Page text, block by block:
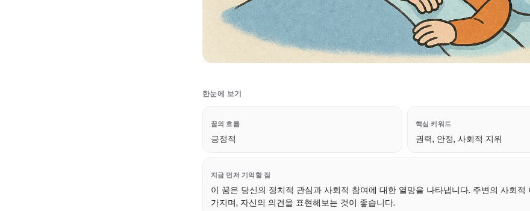
한눈에 보기
꿈의 흐름
긍정적
핵심 키워드
권력, 안정, 사회적 지위
지금 먼저 기억할 점
이 꿈은 당신의 정치적 관심과 사회적 참여에 대한 열망을 나타냅니다. 주변의 사회적
가지며, 자신의 의견을 표현해보는 것이 좋습니다.